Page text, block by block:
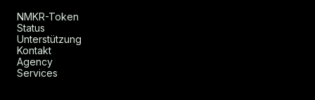
NMKR-Token
Status
Unterstützung
Kontakt
Agency
Services